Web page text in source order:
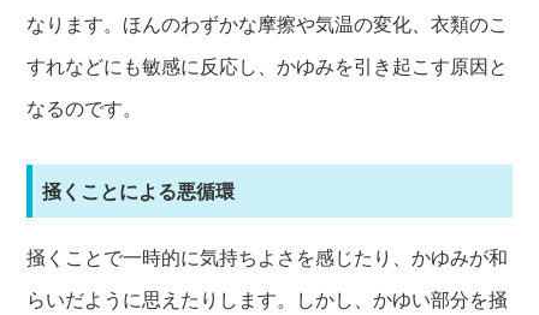
なります。ほんのわずかな摩擦や気温の変化、衣類のこ
すれなどにも敏感に反応し、かゆみを引き起こす原因と
なるのです。
掻くことによる悪循環
掻くことで一時的に気持ちよさを感じたり、かゆみが和
らいだように思えたりします。しかし、かゆい部分を掻